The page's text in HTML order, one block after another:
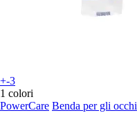
+-3
1 colori
PowerCare Benda per gli occhi